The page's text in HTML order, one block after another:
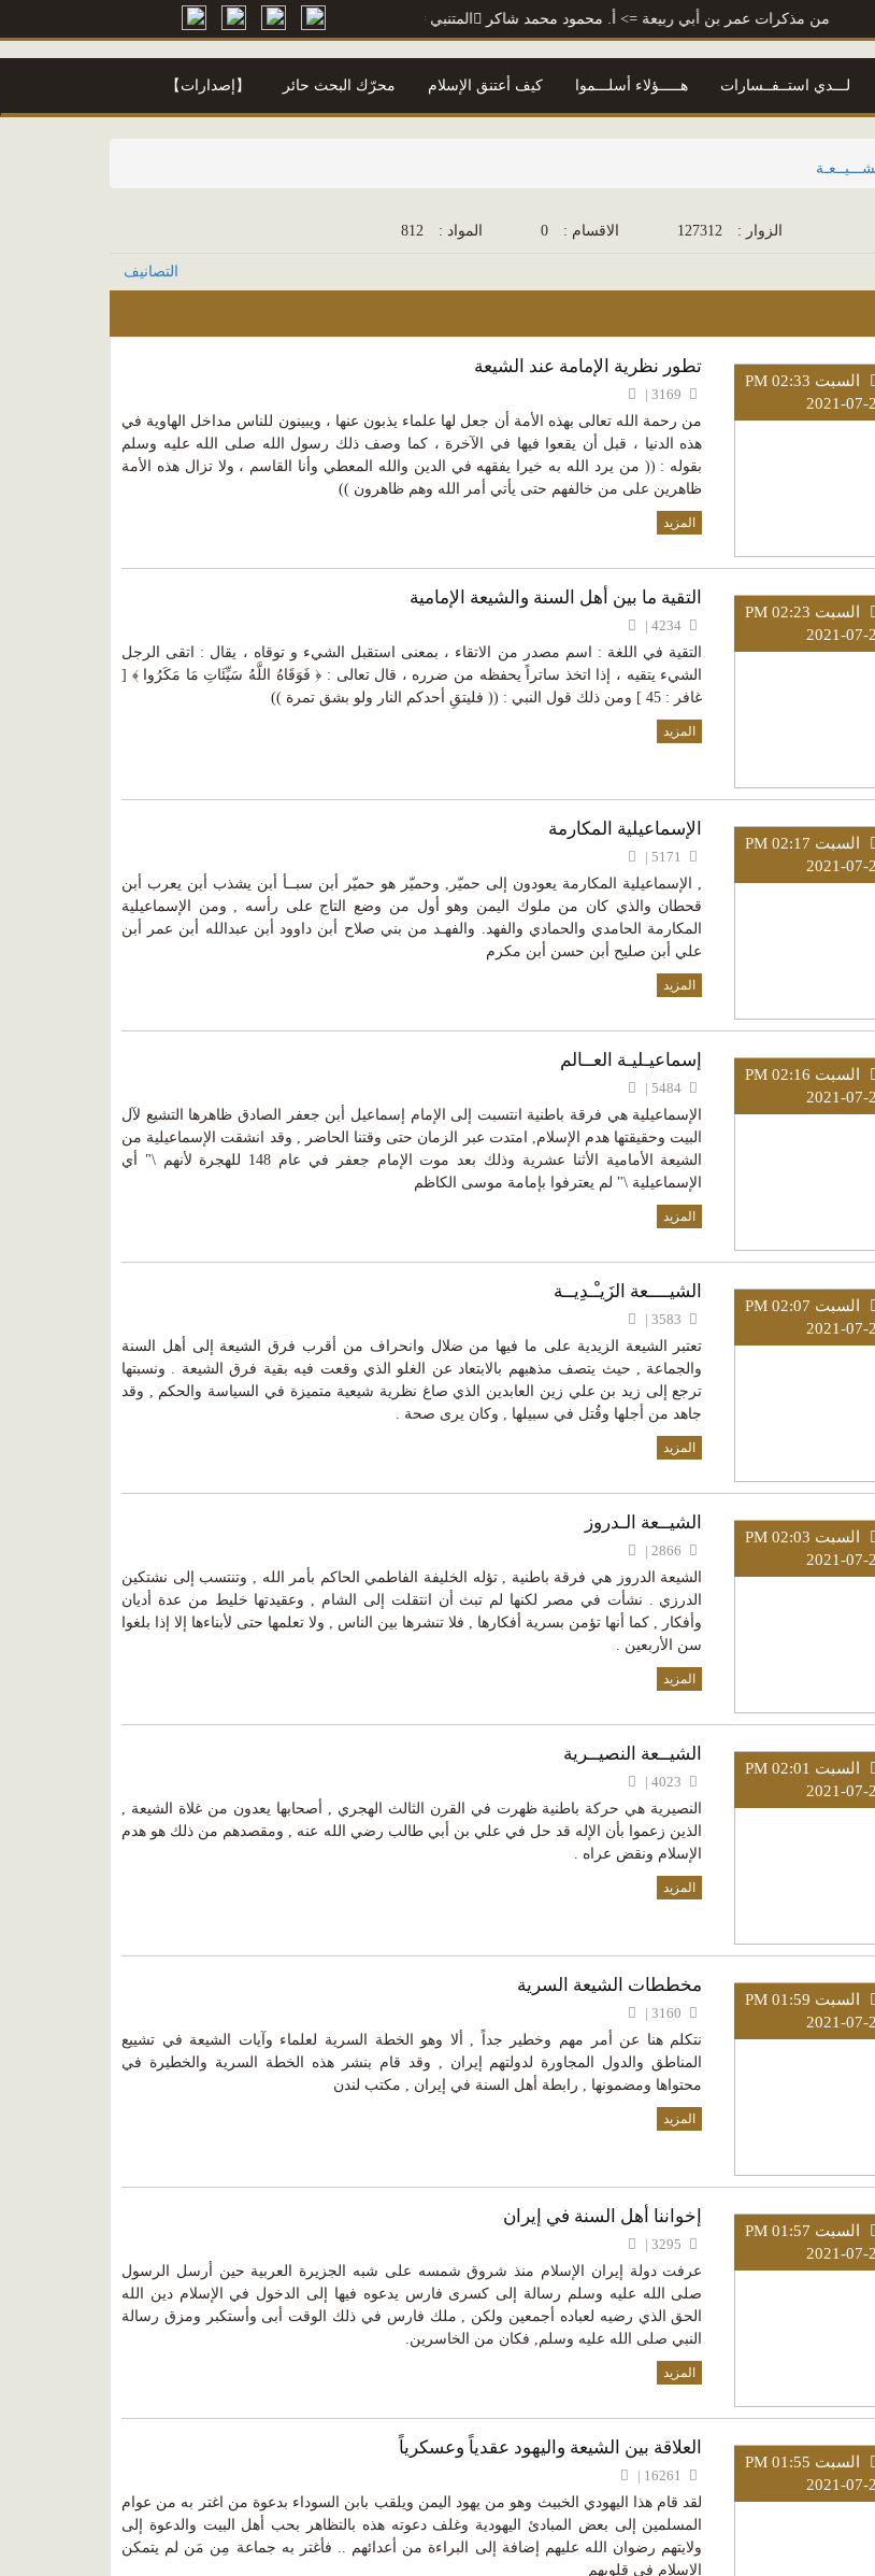
معجم محمود محمد شاكر المتنبي => أ. محمود محمد شاكر مذكرات عمر بن أبي ربيعة => أ. محمود محمد شاكر
لـــدي استــفــسارات هـــــؤلاء أسلـــموا كيف أعتنق الإسلام محرّك البحث حائر 【إصدارات】
الزوار : 127312 الاقسام : 0 المواد : 812
التصانيف
السبت PM 02:33
2021-07-
تطور نظرية الإمامة عند الشيعة
من رحمة الله تعالى بهذه الأمة أن جعل لها علماء يذبون عنها ، ويبينون للناس مداخل الهاوية في
هذه الدنيا ، قبل أن يقعوا فيها في الآخرة ، كما وصف ذلك رسول الله صلى الله عليه وسلم
بقوله : (( من يرد الله به خيرا يفقهه في الدين والله المعطي وأنا القاسم ، ولا تزال هذه الأمة
ظاهرين على من خالفهم حتى يأتي أمر الله وهم ظاهرون ))
المزيد
السبت PM 02:23
2021-07-
التقية ما بين أهل السنة والشيعة الإمامية
4234 |
التقية في اللغة : اسم مصدر من الاتقاء ، بمعنى استقبل الشيء و توقاه ، يقال : اتقى الرجل
الشيء يتقيه ، إذا اتخذ ساتراً يحفظه من ضرره ، قال تعالى : ﴿ فَوَقَاهُ اللَّهُ سَيِّئَاتِ مَا مَكَرُوا ﴾ [
غافر : 45 ] ومن ذلك قول النبي : (( فليتقِ أحدكم النار ولو بشق تمرة ))
المزيد
السبت PM 02:17
2021-07-
الإسماعيلية المكارمة
, الإسماعيلية المكارمة يعودون إلى حميّر, وحميّر هو حميّر أبن سبــأ أبن يشذب أبن يعرب أبن
قحطان والذي كان من ملوك اليمن وهو أول من وضع التاج على رأسه , ومن الإسماعيلية
المكارمة الحامدي والحمادي والفهد. والفهـد من بني صلاح أبن داوود أبن عبدالله أبن عمر أبن
علي أبن صليح أبن حسن أبن مكرم
المزيد
السبت PM 02:16
2021-07-
إسماعيـليـة العــالم
5484 |
الإسماعيلية هي فرقة باطنية انتسبت إلى الإمام إسماعيل أبن جعفر الصادق ظاهرها التشيع لآل
البيت وحقيقتها هدم الإسلام, امتدت عبر الزمان حتى وقتنا الحاضر , وقد انشقت الإسماعيلية من
الشيعة الأمامية الأثنا عشرية وذلك بعد موت الإمام جعفر في عام 148 للهجرة لأنهم \" أي
الإسماعيلية \" لم يعترفوا بإمامة موسى الكاظم
المزيد
السبت PM 02:07
2021-07-
الشيــــعة الزَيـْـدِيــة
تعتبر الشيعة الزيدية على ما فيها من ضلال وانحراف من أقرب فرق الشيعة إلى أهل السنة
والجماعة , حيث يتصف مذهبهم بالابتعاد عن الغلو الذي وقعت فيه بقية فرق الشيعة . ونسبتها
ترجع إلى زيد بن علي زين العابدين الذي صاغ نظرية شيعية متميزة في السياسة والحكم , وقد
جاهد من أجلها وقُتل في سبيلها , وكان يرى صحة .
المزيد
السبت PM 02:03
2021-07-
الشيــعة الـدروز
الشيعة الدروز هي فرقة باطنية , تؤله الخليفة الفاطمي الحاكم بأمر الله , وتنتسب إلى نشتكين
الدرزي . نشأت في مصر لكنها لم تبث أن انتقلت إلى الشام , وعقيدتها خليط من عدة أديان
وأفكار , كما أنها تؤمن بسرية أفكارها , فلا تنشرها بين الناس , ولا تعلمها حتى لأبناءها إلا إذا بلغوا
سن الأربعين .
المزيد
السبت PM 02:01
2021-07-
الشيــعة النصيــرية
النصيرية هي حركة باطنية ظهرت في القرن الثالث الهجري , أصحابها يعدون من غلاة الشيعة ,
الذين زعموا بأن الإله قد حل في علي بن أبي طالب رضي الله عنه , ومقصدهم من ذلك هو هدم
الإسلام ونقض عراه .
المزيد
السبت PM 01:59
2021-07-
مخططات الشيعة السرية
نتكلم هنا عن أمر مهم وخطير جداً , ألا وهو الخطة السرية لعلماء وآيات الشيعة في تشييع
المناطق والدول المجاورة لدولتهم إيران , وقد قام بنشر هذه الخطة السرية والخطيرة في
محتواها ومضمونها , رابطة أهل السنة في إيران , مكتب لندن
المزيد
السبت PM 01:57
2021-07-
إخواننا أهل السنة في إيران
عرفت دولة إيران الإسلام منذ شروق شمسه على شبه الجزيرة العربية حين أرسل الرسول
صلى الله عليه وسلم رسالة إلى كسرى فارس يدعوه فيها إلى الدخول في الإسلام دين الله
الحق الذي رضيه لعباده أجمعين ولكن , ملك فارس في ذلك الوقت أبى وأستكبر ومزق رسالة
النبي صلى الله عليه وسلم, فكان من الخاسرين.
المزيد
السبت PM 01:55
2021-07-
العلاقة بين الشيعة واليهود عقدياً وعسكرياً
لقد قام هذا اليهودي الخبيث وهو من يهود اليمن ويلقب بابن السوداء بدعوة من اغتر به من عوام
المسلمين إلى بعض المبادئ اليهودية وغلف دعوته هذه بالتظاهر بحب أهل البيت والدعوة إلى
ولايتهم رضوان الله عليهم إضافة إلى البراءة من أعدائهم .. فأغتر به جماعة مِن مَن لم يتمكن
الإسلام في قلوبهم